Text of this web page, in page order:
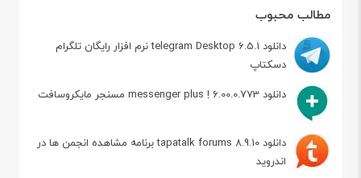
مطالب محبوب
دانلود telegram Desktop 6.5.1 نرم افزار رایگان تلگرام
دسکتاپ
دانلود messenger plus ! 6.00.0.773 مسنجر مایکروسافت
دانلود tapatalk forums 8.9.10 برنامه مشاهده انجمن ها در
اندروید